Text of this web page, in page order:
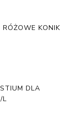
KONIK
DLA
L